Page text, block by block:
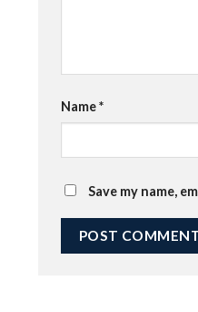
Name*
Save my name,